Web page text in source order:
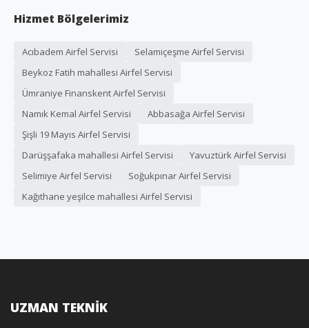
Hizmet Bölgelerimiz
Acıbadem Airfel Servisi
Selamiçeşme Airfel Servisi
Beykoz Fatih mahallesi Airfel Servisi
Ümraniye Finanskent Airfel Servisi
Namık Kemal Airfel Servisi
Abbasağa Airfel Servisi
Şişli 19 Mayıs Airfel Servisi
Darüşşafaka mahallesi Airfel Servisi
Yavuztürk Airfel Servisi
Selimiye Airfel Servisi
Soğukpınar Airfel Servisi
Kağıthane yeşilce mahallesi Airfel Servisi
UZMAN TEKNİK